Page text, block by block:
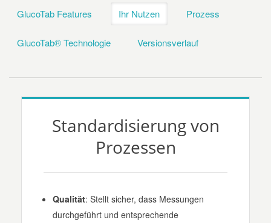
GlucoTab Features Ihr Nutzen Prozess
GlucoTab® Technologie Versionsverlauf
Standardisierung von
Prozessen
Qualität: Stellt sicher, dass Messungen
durchgeführt und entsprechende